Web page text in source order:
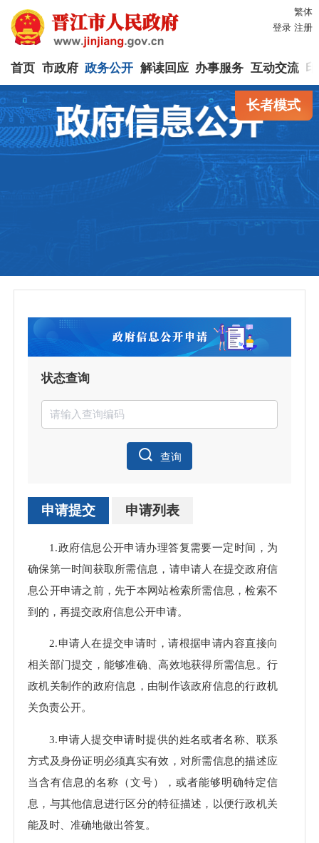
繁体
登录 注册
首页 市政府 政务公开 解读回应 办事服务 互动交流
长者模式
状态查询
查询
申请提交 申请列表
1.政府信息公开申请办理答复需要一定时间，为
确保第一时间获取所需信息，请申请人在提交政府信
息公开申请之前，先于本网站检索所需信息，检索不
到的，再提交政府信息公开申请。
2.申请人在提交申请时，请根据申请内容直接向
相关部门提交，能够准确、高效地获得所需信息。行
政机关制作的政府信息，由制作该政府信息的行政机
关负责公开。
3.申请人提交申请时提供的姓名或者名称、联系
方式及身份证明必须真实有效，对所需信息的描述应
当含有信息的名称（文号），或者能够明确特定信
息，与其他信息进行区分的特征描述，以便行政机关
能及时、准确地做出答复。